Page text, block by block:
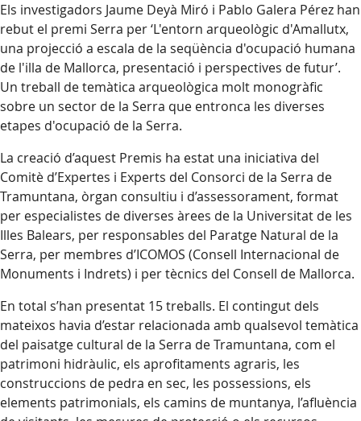
Els investigadors Jaume Deyà Miró i Pablo Galera Pérez han
rebut el premi Serra per ‘L'entorn arqueològic d'Amallutx,
una projecció a escala de la seqüència d'ocupació humana
de l'illa de Mallorca, presentació i perspectives de futur’.
Un treball de temàtica arqueològica molt monogràfic
sobre un sector de la Serra que entronca les diverses
etapes d'ocupació de la Serra.
La creació d’aquest Premis ha estat una iniciativa del
Comitè d’Expertes i Experts del Consorci de la Serra de
Tramuntana, òrgan consultiu i d’assessorament, format
per especialistes de diverses àrees de la Universitat de les
Illes Balears, per responsables del Paratge Natural de la
Serra, per membres d’ICOMOS (Consell Internacional de
Monuments i Indrets) i per tècnics del Consell de Mallorca.
En total s’han presentat 15 treballs. El contingut dels
mateixos havia d’estar relacionada amb qualsevol temàtica
del paisatge cultural de la Serra de Tramuntana, com el
patrimoni hidràulic, els aprofitaments agraris, les
construccions de pedra en sec, les possessions, els
elements patrimonials, els camins de muntanya, l’afluència